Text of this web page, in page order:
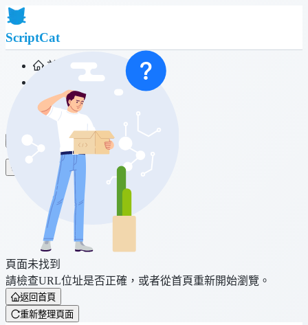
ScriptCat
首頁
腳本列表
瀏覽器擴充功能
頁面未找到
請檢查URL位址是否正確，或者從首頁重新開始瀏覽。
返回首頁
重新整理頁面